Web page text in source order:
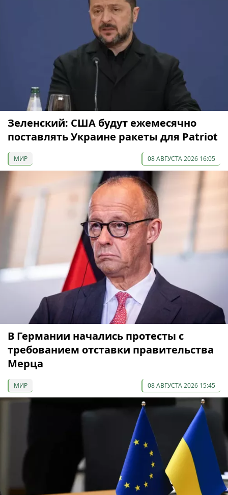
Зеленский: США будут ежемесячно
поставлять Украине ракеты для Patriot
МИР 08 АВГУСТА 2026 16:05
В Германии начались протесты с
требованием отставки правительства
Мерца
МИР 08 АВГУСТА 2026 15:45